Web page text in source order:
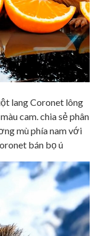
lang Coronet lông
cam. chia sẻ phân
mù phía nam với
bán bọ ú